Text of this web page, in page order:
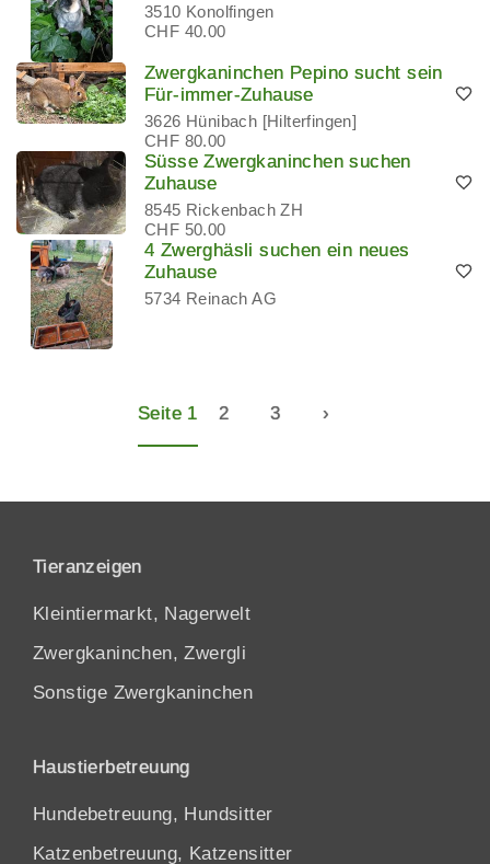
3510 Konolfingen
CHF 40.00
Zwergkaninchen Pepino sucht sein
Für-immer-Zuhause
3626 Hünibach [Hilterfingen]
CHF 80.00
Süsse Zwergkaninchen suchen
Zuhause
8545 Rickenbach ZH
CHF 50.00
4 Zwerghäsli suchen ein neues
Zuhause
5734 Reinach AG
Seite 1 2 3 ›
Tieranzeigen
Kleintiermarkt, Nagerwelt
Zwergkaninchen, Zwergli
Sonstige Zwergkaninchen
Haustierbetreuung
Hundebetreuung, Hundsitter
Katzenbetreuung, Katzensitter